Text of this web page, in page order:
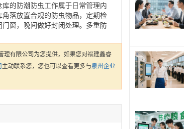
的防潮防虫工作属于日常管理内
落放置合规的防虫物品，定期检
窗，晚间做好封闭处理。多重防
理有限公司为您提供，如果您对福建鑫睿
主动联系您，您也可以查看更多与泉州企业